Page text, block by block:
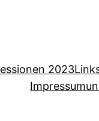
2023
Impressum